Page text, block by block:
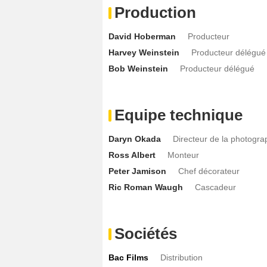
Production
David Hoberman
Producteur
Harvey Weinstein
Producteur délégué
Bob Weinstein
Producteur délégué
Equipe technique
Daryn Okada
Directeur de la
Ross Albert
Monteur
Peter Jamison
Chef décorateur
Ric Roman Waugh
Cascadeur
Sociétés
Bac Films Distribution